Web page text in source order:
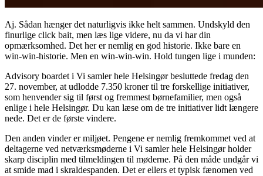
Aj. Sådan hænger det naturligvis ikke helt sammen. Undskyld den
finurlige click bait, men læs lige videre, nu da vi har din
opmærksomhed. Det her er nemlig en god historie. Ikke bare en
win-win-historie. Men en win-win-win. Hold tungen lige i munden:
Advisory boardet i Vi samler hele Helsingør besluttede fredag den
27. november, at udlodde 7.350 kroner til tre forskellige initiativer,
som henvender sig til først og fremmest børnefamilier, men også
enlige i hele Helsingør. Du kan læse om de tre initiativer lidt længere
nede. Det er de første vindere.
Den anden vinder er miljøet. Pengene er nemlig fremkommet ved at
deltagerne ved netværksmøderne i Vi samler hele Helsingør holder
skarp disciplin med tilmeldingen til møderne. På den måde undgår vi
at smide mad i skraldespanden. Det er ellers et typisk fænomen ved